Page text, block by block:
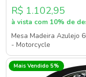
R$ 1.102,95
à vista com 10% de
Mesa Madeira Azulejo
- Motorcycle
Mais Vendido 5%